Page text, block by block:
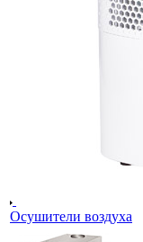
Осушители воздуха